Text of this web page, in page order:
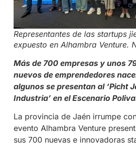
Representantes de las startups
expuesto en Alhambra Venture.
Más de 700 empresas y unos
nuevos de emprendedores
algunos se presentan al ‘Picht
Industria’ en el Escenario
La provincia de Jaén irrumpe
evento Alhambra Venture
sus 700 nuevas e innovadoras